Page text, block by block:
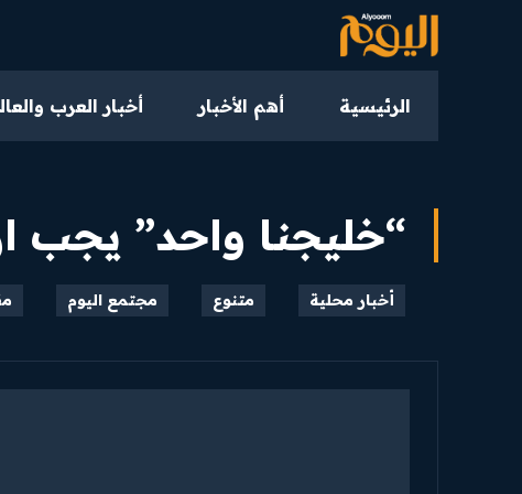
الرئيسية أهم الأخبار أخبار العرب
“خليجنا واحد” يجب
أخبار محلية متنوع مجتمع اليوم